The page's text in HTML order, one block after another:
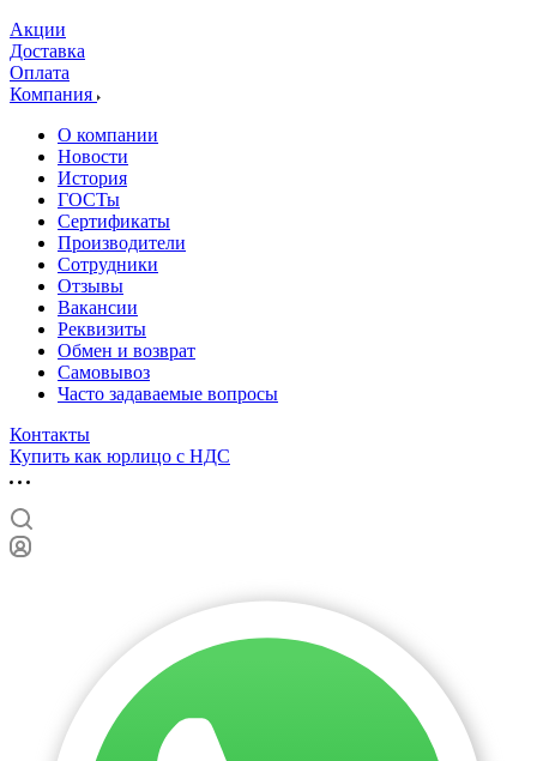
Акции
Доставка
Оплата
Компания
О компании
Новости
История
ГОСТы
Сертификаты
Производители
Сотрудники
Отзывы
Вакансии
Реквизиты
Обмен и возврат
Самовывоз
Часто задаваемые вопросы
Контакты
Купить как юрлицо с НДС